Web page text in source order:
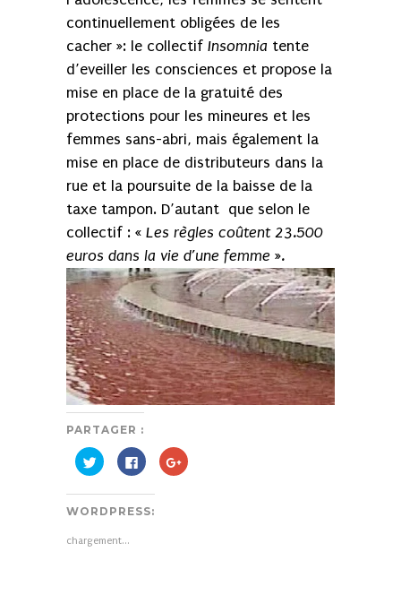
continuellement obligées de les
cacher »: le collectif Insomnia tente
d’eveiller les consciences et propose la
mise en place de la gratuité des
protections pour les mineures et les
femmes sans-abri, mais également la
mise en place de distributeurs dans la
rue et la poursuite de la baisse de la
taxe tampon. D’autant que selon le
collectif : « Les règles coûtent 23.500
euros dans la vie d’une femme ».
PARTAGER :
Cliquez
pour
partager
sur
dans
fenêtre)
Cliquez
pour
partager
sur
dans
Cliquez
pour
WORDPRESS:
chargement…